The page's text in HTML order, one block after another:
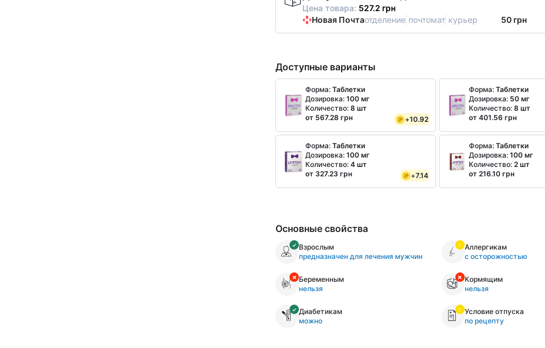
Цена товара: 527.2 грн
Новая Почтаотделение почтомат курьер 50 грн
Доступные варианты
Форма:Таблетки
Дозировка:100 мг
Количество:8 шт
от 567.28 грн
+10.92
Форма:Таблетки
Дозировка: 50 мг
Количество:8 шт
от 401.56 грн
Форма:Таблетки
Дозировка:100 мг
Количество:4 шт
от 327.23 грн
+7.14
Форма:Таблетки
Дозировка:100 мг
Количество:2 шт
от 216.10 грн
Основные свойства
Взрослым
предназначен для лечения мужчин
Аллергикам
с осторожностью
Беременным
нельзя
Кормящим
нельзя
Диабетикам
можно
Условие отпуска
по рецепту